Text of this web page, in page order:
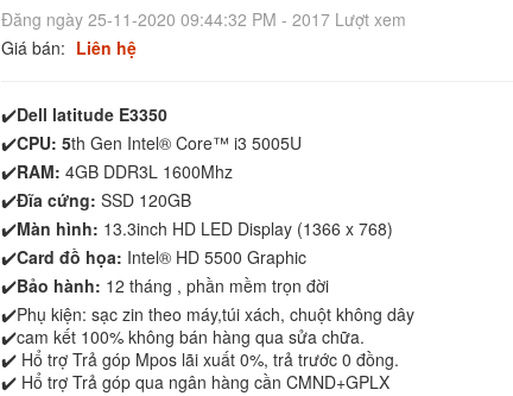
Đăng ngày 25-11-2020 09:44:32 PM - 2017 Lượt xem
Giá bán: Liên hệ
✔️Dell latitude E3350
✔️CPU: 5th Gen Intel® Core™ i3 5005U
✔️RAM: 4GB DDR3L 1600Mhz
✔️Đĩa cứng: SSD 120GB
✔️Màn hình: 13.3inch HD LED Display (1366 x 768)
✔️Card đồ họa: Intel® HD 5500 Graphic
✔️Bảo hành: 12 tháng , phần mềm trọn đời
✔️Phụ kiện: sạc zin theo máy,túi xách, chuột không dây
✔️cam kết 100% không bán hàng qua sửa chữa.
✔️ Hổ trợ Trả góp Mpos lãi xuất 0%, trả trước 0 đồng.
✔️ Hổ trợ Trả góp qua ngân hàng cần CMND+GPLX